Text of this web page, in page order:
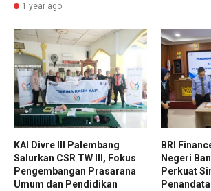
1 year ago
KAI Divre III Palembang
Salurkan CSR TW III, Fokus
Pengembangan Prasarana
Umum dan Pendidikan
BRI
Negeri
Perkuat